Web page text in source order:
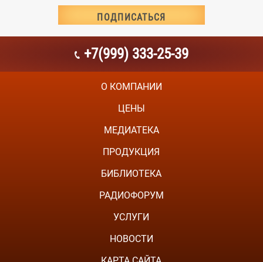
+7(999) 333-25-39
О КОМПАНИИ
ЦЕНЫ
МЕДИАТЕКА
ПРОДУКЦИЯ
БИБЛИОТЕКА
РАДИОФОРУМ
УСЛУГИ
НОВОСТИ